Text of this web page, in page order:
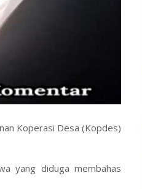
Koperasi Desa (Kopdes)
yang diduga membahas